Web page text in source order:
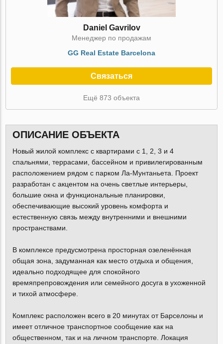
Daniel Gavrilov
Менеджер по продажам
GG Real Estate Barcelona
Связаться
Ещё 873 объекта
ОПИСАНИЕ ОБЪЕКТА
Новый жилой комплекс с квартирами с 1, 2, 3 и 4
спальнями, террасами, бассейном и привилегированным
расположением рядом с парком Ла-Мунтаньета. Проект
разработан с акцентом на очень светлые интерьеры,
большие окна и функциональные планировки,
обеспечивающие высокий уровень комфорта и
естественную связь между внутренними и внешними
пространствами.
В комплексе предусмотрена просторная озеленённая
общая зона, задуманная как место отдыха и общения,
идеально подходящее для спокойного
времяпрепровождения или семейного досуга в ухоженной
и тихой атмосфере.
Комплекс расположен всего в 20 минутах от Барселоны и
имеет отличное транспортное сообщение как на
общественном, так и на личном транспорте. Локация